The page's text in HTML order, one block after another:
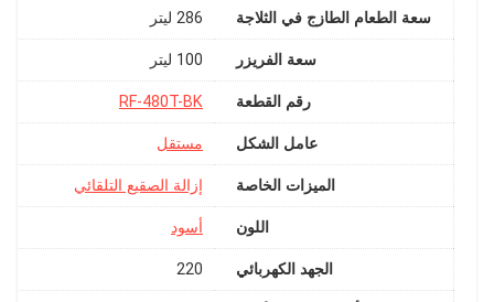
سعة الطعام الطازج في الثلاجة ‎286 ليتر
سعة الفريزر ‎100 ليتر
رقم القطعة ‎RF-480T-BK
عامل الشكل
الميزات الخاصة
اللون أسود
الجهد الكهربائي ‎220